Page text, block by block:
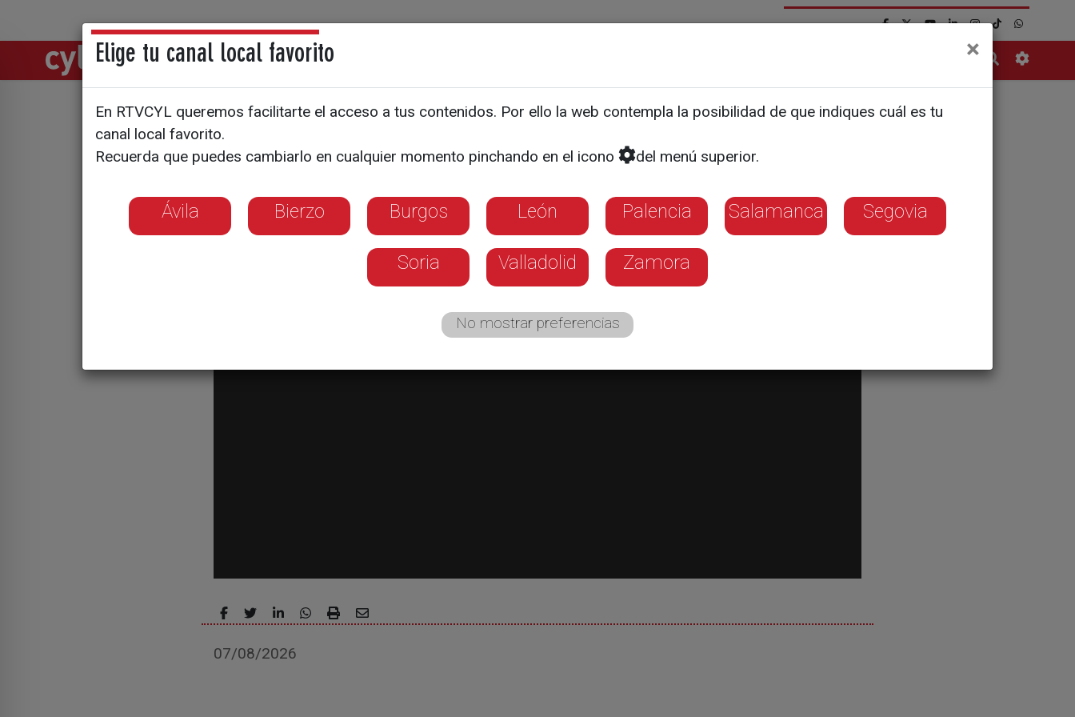
Directos Noticias
El recorte de la producción en la Ribera divide
al sector
07/08/2026
Elige tu canal local favorito ×
En RTVCYL queremos facilitarte el acceso a tus contenidos. Por ello la web contempla la posibilidad de que indiques cuál es tu
canal local favorito.
Recuerda que puedes cambiarlo en cualquier momento pinchando en el icono
del menú superior.
Ávila Bierzo Burgos León Palencia Salamanca Segovia
Soria Valladolid Zamora
No mostrar preferencias